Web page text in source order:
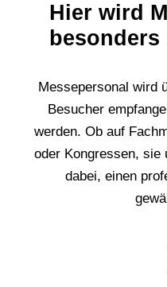
Hier wird
Messepersonal wird
Besucher
werden. Ob auf
oder Kongressen, sie
dabei, einen